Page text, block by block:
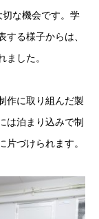
な機会です。学
る様子からは、
した。
作に取り組んだ製
は泊まり込みで制
づけられます。